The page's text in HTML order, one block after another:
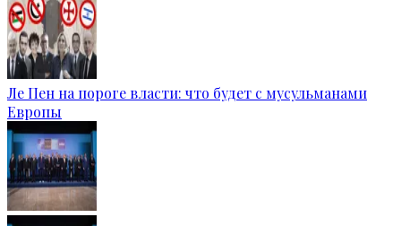
Ле Пен на пороге власти: что будет с мусульманами
Европы